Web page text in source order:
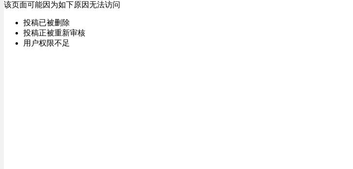
该页面可能因为如下原因无法访问
投稿已被删除
投稿正被重新审核
用户权限不足